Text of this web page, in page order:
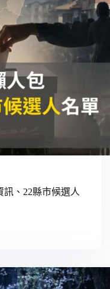
訊、22縣市候選人